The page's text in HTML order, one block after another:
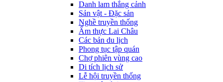
Danh lam thắng cảnh
Sản vật - Đặc sản
Nghề truyền thống
Ẩm thực Lai Châu
Các bản du lịch
Phong tục tập quán
Chợ phiên vùng cao
Di tích lịch sử
Lễ hội truyền thống